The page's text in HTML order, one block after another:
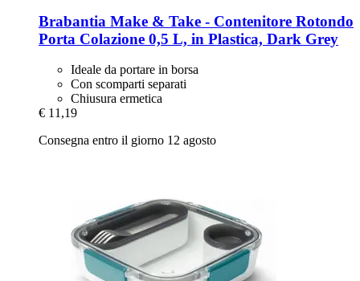
Brabantia Make & Take -​ Contenitore Rotondo
Porta Colazione 0,5 L, in Plastica, Dark Grey
Ideale da portare in borsa
Con scomparti separati
Chiusura ermetica
€ 11,19
Consegna entro il giorno 12 agosto